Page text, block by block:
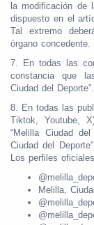
la modificación de
dispuesto en el
Tal extremo
órgano concedente.
7. En todas las
constancia que
Ciudad del Deporte”.
8. En todas las
Tiktok, Youtube,
“Melilla Ciudad
Ciudad del
Los perfiles
Melilla,